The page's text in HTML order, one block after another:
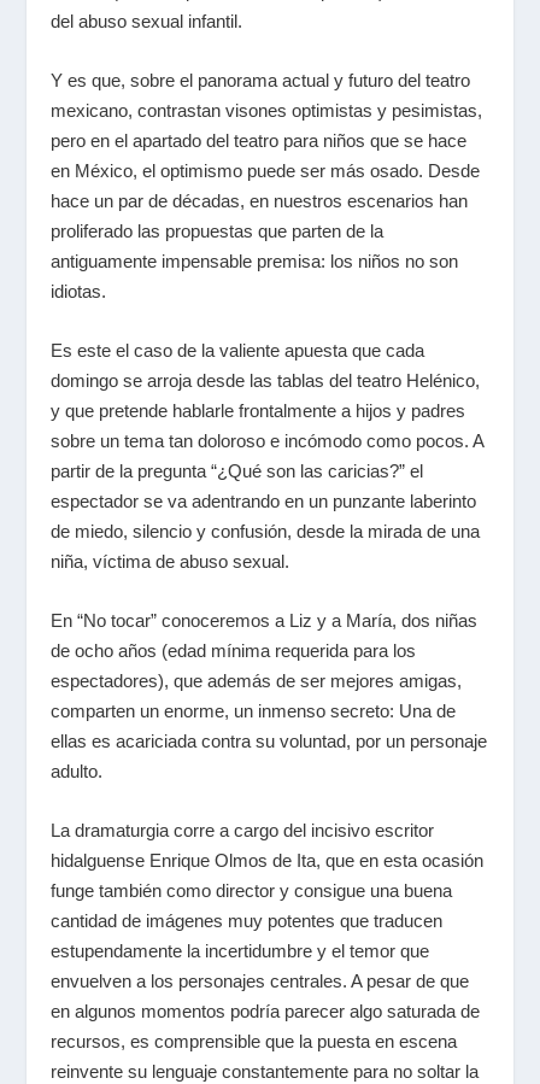
del abuso sexual infantil.
Y es que, sobre el panorama actual y futuro del teatro
mexicano, contrastan visones optimistas y pesimistas,
pero en el apartado del teatro para niños que se hace
en México, el optimismo puede ser más osado. Desde
hace un par de décadas, en nuestros escenarios han
proliferado las propuestas que parten de la
antiguamente impensable premisa: los niños no son
idiotas.
Es este el caso de la valiente apuesta que cada
domingo se arroja desde las tablas del teatro Helénico,
y que pretende hablarle frontalmente a hijos y padres
sobre un tema tan doloroso e incómodo como pocos. A
partir de la pregunta “¿Qué son las caricias?” el
espectador se va adentrando en un punzante laberinto
de miedo, silencio y confusión, desde la mirada de una
niña, víctima de abuso sexual.
En “No tocar” conoceremos a Liz y a María, dos niñas
de ocho años (edad mínima requerida para los
espectadores), que además de ser mejores amigas,
comparten un enorme, un inmenso secreto: Una de
ellas es acariciada contra su voluntad, por un personaje
adulto.
La dramaturgia corre a cargo del incisivo escritor
hidalguense Enrique Olmos de Ita, que en esta ocasión
funge también como director y consigue una buena
cantidad de imágenes muy potentes que traducen
estupendamente la incertidumbre y el temor que
envuelven a los personajes centrales. A pesar de que
en algunos momentos podría parecer algo saturada de
recursos, es comprensible que la puesta en escena
reinvente su lenguaje constantemente para no soltar la